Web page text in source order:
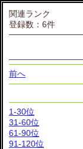
関連ランク
登録数：6件
前へ
1-30位
31-60位
61-90位
91-120位